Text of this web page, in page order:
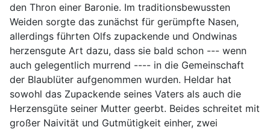
den Thron einer Baronie. Im traditionsbewussten
Weiden sorgte das zunächst für gerümpfte Nasen,
allerdings führten Olfs zupackende und Ondwinas
herzensgute Art dazu, dass sie bald schon --- wenn
auch gelegentlich murrend ---- in die Gemeinschaft
der Blaublüter aufgenommen wurden. Heldar hat
sowohl das Zupackende seines Vaters als auch die
Herzensgüte seiner Mutter geerbt. Beides schreitet mit
großer Naivität und Gutmütigkeit einher, zwei